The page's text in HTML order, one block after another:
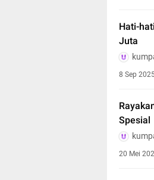
Hati-
Juta
8 Sep
Spesial
20 Mei